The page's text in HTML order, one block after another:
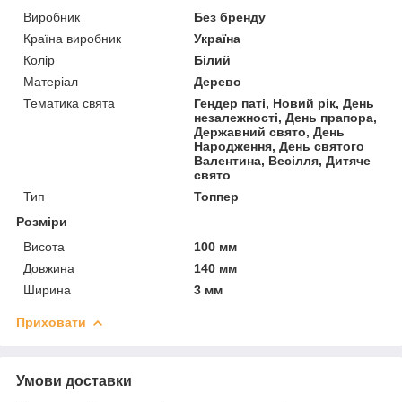
Виробник
Без бренду
Країна виробник
Україна
Колір
Білий
Матеріал
Дерево
Тематика свята
Гендер паті, Новий рік, День
незалежності, День прапора,
Державний свято, День
Народження, День святого
Валентина, Весілля, Дитяче
свято
Тип
Топпер
Розміри
Висота
100 мм
Довжина
140 мм
Ширина
3 мм
Приховати
Умови доставки